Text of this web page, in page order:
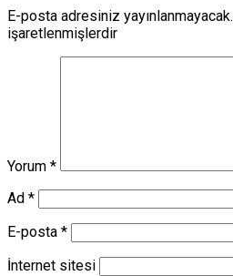
E-posta adresiniz yayınlanmayacak.
işaretlenmişlerdir
Yorum *
Ad *
E-posta *
İnternet sitesi